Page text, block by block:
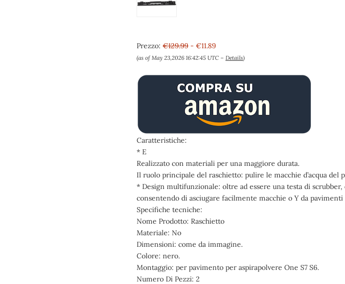
Prezzo: €129.99 - €11.89
(as of May 23,2026 16:42:45 UTC – Details)
Caratteristiche:
* E
Realizzato con materiali per una maggiore durata.
Il ruolo principale del raschietto: pulire le macchie d’acqua del
* Design multifunzionale: oltre ad essere una testa di
consentendo di asciugare facilmente macchie o Y da
Specifiche tecniche:
Nome Prodotto: Raschietto
Materiale: No
Dimensioni: come da immagine.
Colore: nero.
Montaggio: per pavimento per aspirapolvere One S7 S6.
Numero Di Pezzi: 2